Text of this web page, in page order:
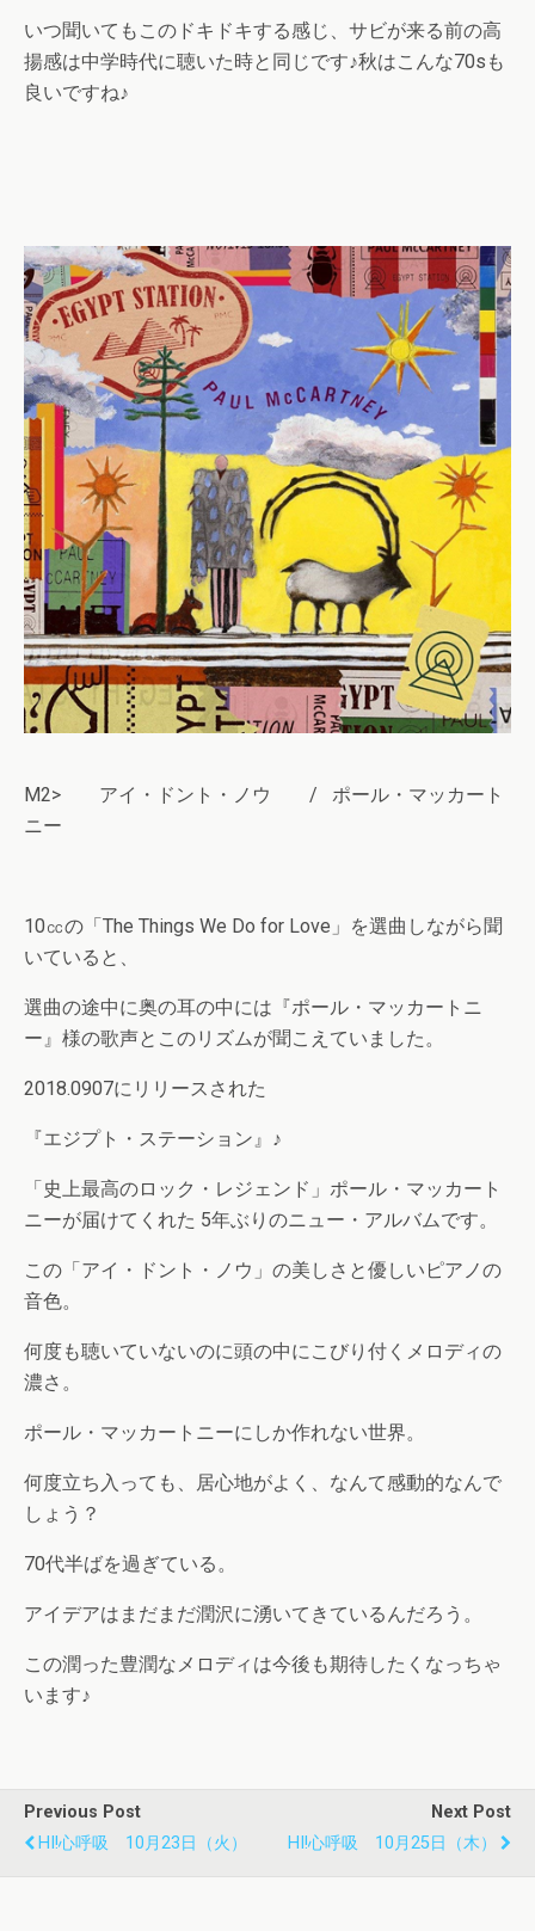
いつ聞いてもこのドキドキする感じ、サビが来る前の高
揚感は中学時代に聴いた時と同じです♪秋はこんな70sも
良いですね♪
M2> アイ・ドント・ノウ / ポール・マッカート
ニー
10㏄の「The Things We Do for Love」を選曲しながら聞
いていると、
選曲の途中に奥の耳の中には『ポール・マッカートニ
ー』様の歌声とこのリズムが聞こえていました。
2018.0907にリリースされた
『エジプト・ステーション』♪
「史上最高のロック・レジェンド」ポール・マッカート
ニーが届けてくれた 5年ぶりのニュー・アルバムです。
この「アイ・ドント・ノウ」の美しさと優しいピアノの
音色。
何度も聴いていないのに頭の中にこびり付くメロディの
濃さ。
ポール・マッカートニーにしか作れない世界。
何度立ち入っても、居心地がよく、なんて感動的なんで
しょう？
70代半ばを過ぎている。
アイデアはまだまだ潤沢に湧いてきているんだろう。
この潤った豊潤なメロディは今後も期待したくなっちゃ
います♪
Previous Post
HI!心呼吸 10月23日（火）
Next Post
HI!心呼吸 10月25日（木）